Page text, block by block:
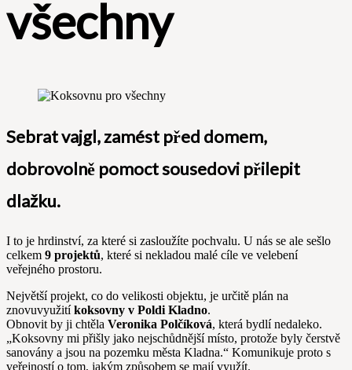
všechny
Sebrat vajgl, zamést před domem,
dobrovolně pomoct sousedovi přilepit
dlažku.
I to je hrdinství, za které si zasloužíte pochvalu. U nás se ale sešlo
celkem 9 projektů, které si nekladou malé cíle ve velebení
veřejného prostoru.
Největší projekt, co do velikosti objektu, je určitě plán na
znovuvyužitíkoksovny v Poldi Kladno.
Obnovit by ji chtěla Veronika Polčíková, která bydlí nedaleko.
„Koksovny mi přišly jako nejschůdnější místo, protože byly čerstvě
sanovány a jsou na pozemku města Kladna.“ Komunikuje proto s
veřejností o tom, jakým způsobem se mají využít.